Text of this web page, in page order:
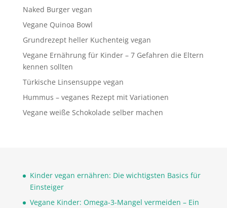
Naked Burger vegan
Vegane Quinoa Bowl
Grundrezept heller Kuchenteig vegan
Vegane Ernährung für Kinder – 7 Gefahren die Eltern
kennen sollten
Türkische Linsensuppe vegan
Hummus – veganes Rezept mit Variationen
Vegane weiße Schokolade selber machen
Kinder vegan ernähren: Die wichtigsten Basics für
Einsteiger
Vegane Kinder: Omega-3-Mangel vermeiden – Ein